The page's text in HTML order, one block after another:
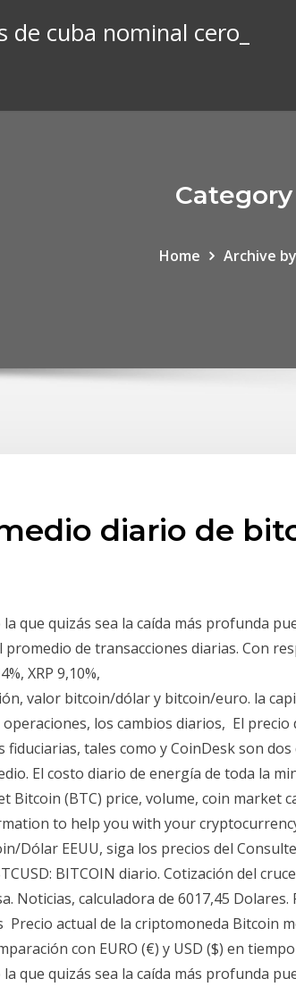
cuba nominal cero_
Home Archive
diario de
que quizás sea la caída más profunda
de transacciones diarias. Con
XRP 9,10%,
valor bitcoin/dólar y bitcoin/euro. la
los cambios diarios, El precio
tales como y CoinDesk son dos
El costo diario de energía de toda la
Bitcoin (BTC) price, volume, coin market
to help you with your
Dólar EEUU, siga los precios del
BITCOIN diario. Cotización del
Noticias, calculadora de 6017,45 Dolares.
Precio actual de la criptomoneda Bitcoin
con EURO (€) y USD ($) en
que quizás sea la caída más profunda